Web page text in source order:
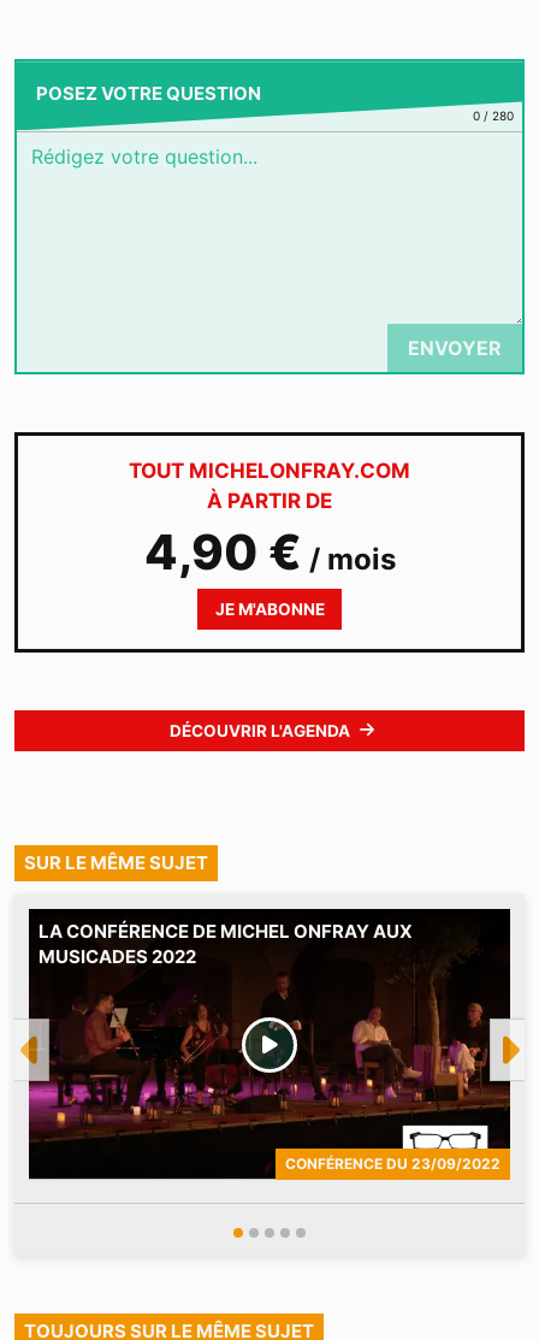
POSEZ VOTRE QUESTION
0/ 280
ENVOYER
TOUT MICHELONFRAY.COM
À PARTIR DE
4,90 € / mois
JE M'ABONNE
DÉCOUVRIR L'AGENDA
SUR LE MÊME SUJET
LA CONFÉRENCE DE MICHEL ONFRAY AUX
MUSICADES 2022
CONFÉRENCE DU 23/09/2022
TOUJOURS SUR LE MÊME SUJET